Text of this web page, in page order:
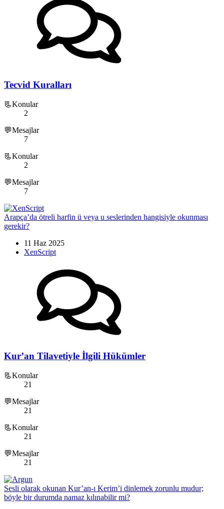
Tecvid Kuralları
📃Konular
2
💬Mesajlar
7
📃Konular
2
💬Mesajlar
7
Arapça’da ötreli harfin ü veya u seslerinden hangisiyle okunması
gerekir?
11 Haz 2025
XenScript
Kur’an Tilavetiyle İlgili Hükümler
📃Konular
21
💬Mesajlar
21
📃Konular
21
💬Mesajlar
21
Sesli olarak okunan Kur’an-ı Kerim’i dinlemek zorunlu mudur;
böyle bir durumda namaz kılınabilir mi?